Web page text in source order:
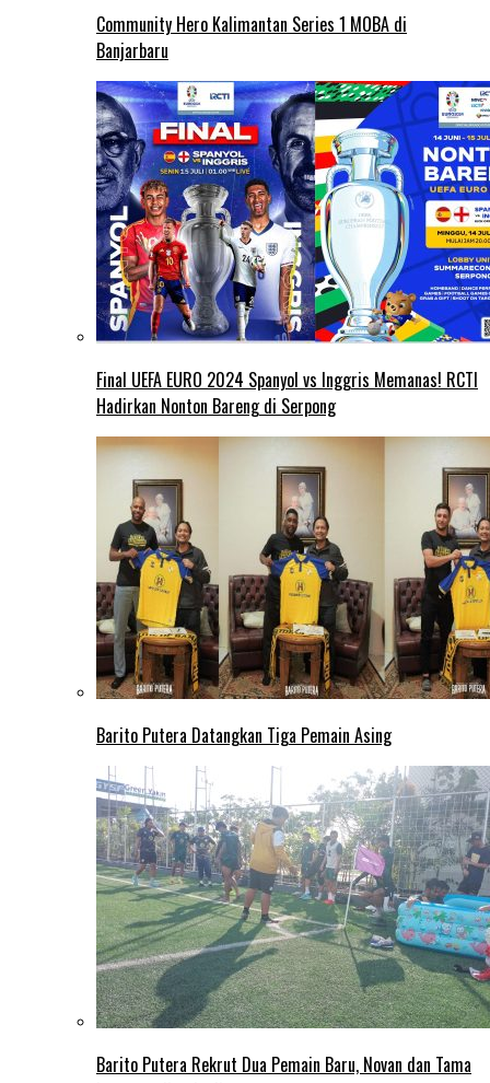
Community Hero Kalimantan Series 1 MOBA di
Banjarbaru
Final UEFA EURO 2024 Spanyol vs Inggris Memanas! RCTI
Hadirkan Nonton Bareng di Serpong
Barito Putera Datangkan Tiga Pemain Asing
Barito Putera Rekrut Dua Pemain Baru, Novan dan Tama